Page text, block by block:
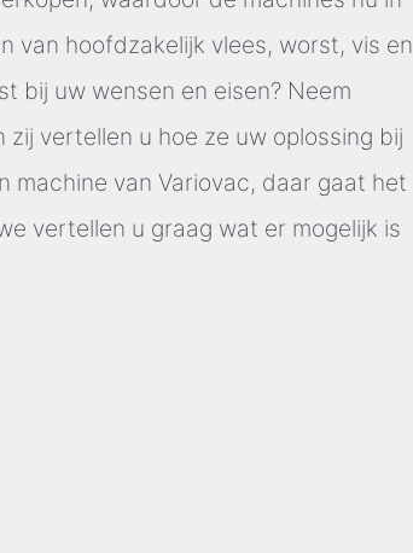
van hoofdzakelijk vlees, worst, vis en
bij uw wensen en eisen? Neem
vertellen u hoe ze uw oplossing bij
machine van Variovac, daar gaat het
vertellen u graag wat er mogelijk is